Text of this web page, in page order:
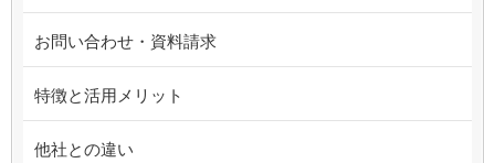
お問い合わせ・資料請求
特徴と活用メリット
他社との違い